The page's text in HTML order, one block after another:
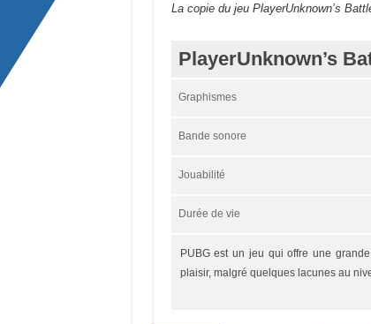
La copie du jeu PlayerUnknown’s
PlayerUnknown’s
Graphismes
Bande sonore
Jouabilité
Durée de vie
PUBG est un jeu qui offre une
plaisir, malgré quelques lacunes au